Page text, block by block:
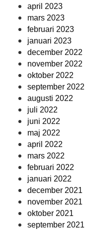
april 2023
mars 2023
februari 2023
januari 2023
december 2022
november 2022
oktober 2022
september 2022
augusti 2022
juli 2022
juni 2022
maj 2022
april 2022
mars 2022
februari 2022
januari 2022
december 2021
november 2021
oktober 2021
september 2021